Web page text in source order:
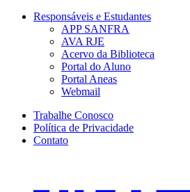
Responsáveis e Estudantes
APP SANFRA
AVA RJE
Acervo da Biblioteca
Portal do Aluno
Portal Aneas
Webmail
Trabalhe Conosco
Política de Privacidade
Contato